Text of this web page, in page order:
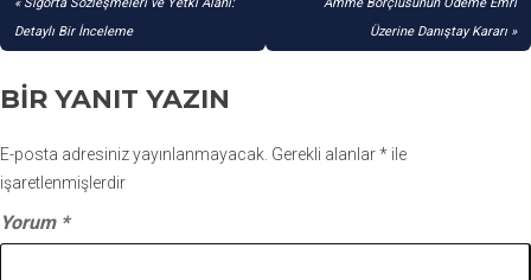
GEZINMESI
Detaylı Bir İnceleme
Üzerine Danıştay Kararı
BIR YANIT YAZIN
E-posta adresiniz yayınlanmayacak. Gerekli alanlar* ile
işaretlenmişlerdir
Yorum *